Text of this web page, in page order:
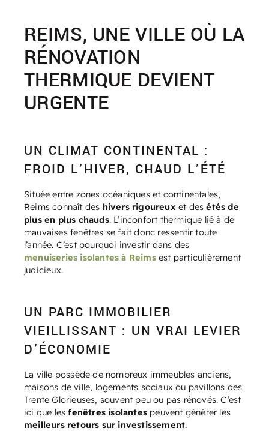
REIMS, UNE VILLE OÙ LA
RÉNOVATION
THERMIQUE DEVIENT
URGENTE
UN CLIMAT CONTINENTAL :
FROID L’HIVER, CHAUD L’ÉTÉ
Située entre zones océaniques et continentales,
Reims connaît des hivers rigoureux et desétés de
plus en plus chauds. L’inconfort thermique lié à de
mauvaises fenêtres se fait donc ressentir toute
l’année. C’est pourquoi investir dans des
menuiseries isolantes à Reimsest particulièrement
judicieux.
UN PARC IMMOBILIER
VIEILLISSANT : UN VRAI LEVIER
D’ÉCONOMIE
La ville possède de nombreux immeubles anciens,
maisons de ville, logements sociaux ou pavillons des
Trente Glorieuses, souvent peu ou pas rénovés. C’est
ici que lesfenêtres isolantes peuvent générer les
meilleurs retours sur investissement.